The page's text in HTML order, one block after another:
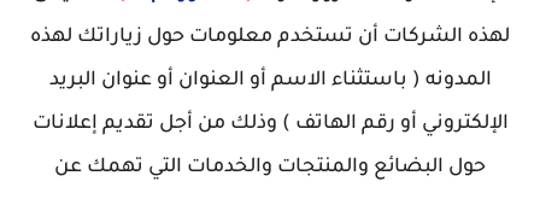
لهذه الشركات أن تستخدم معلومات حول زياراتك لهذه
المدونه ( باستثناء الاسم أو العنوان أو عنوان البريد
الإلكتروني أو رقم الهاتف ) وذلك من أجل تقديم إعلانات
حول البضائع والمنتجات والخدمات التي تهمك عن